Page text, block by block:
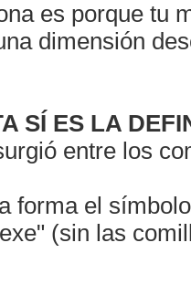
es porque tu
dimensión
SÍ ES LA
entre los
forma el
(sin las